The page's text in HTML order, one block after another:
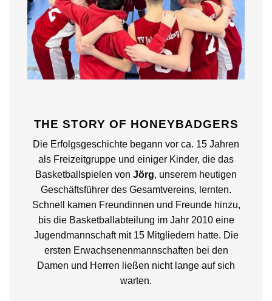
THE STORY OF HONEYBADGERS
Die Erfolgsgeschichte begann vor ca. 15 Jahren
als Freizeitgruppe und einiger Kinder, die das
Basketballspielen von Jörg, unserem heutigen
Geschäftsführer des Gesamtvereins, lernten.
Schnell kamen Freundinnen und Freunde hinzu,
bis die Basketballabteilung im Jahr 2010 eine
Jugendmannschaft mit 15 Mitgliedern hatte. Die
ersten Erwachsenenmannschaften bei den
Damen und Herren ließen nicht lange auf sich
warten.